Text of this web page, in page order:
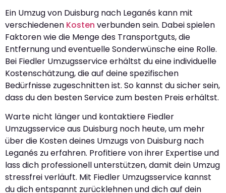
Ein Umzug von Duisburg nach Leganés kann mit
verschiedenen Kosten verbunden sein. Dabei spielen
Faktoren wie die Menge des Transportguts, die
Entfernung und eventuelle Sonderwünsche eine Rolle.
Bei Fiedler Umzugsservice erhältst du eine individuelle
Kostenschätzung, die auf deine spezifischen
Bedürfnisse zugeschnitten ist. So kannst du sicher sein,
dass du den besten Service zum besten Preis erhältst.
Warte nicht länger und kontaktiere Fiedler
Umzugsservice aus Duisburg noch heute, um mehr
über die Kosten deines Umzugs von Duisburg nach
Leganés zu erfahren. Profitiere von ihrer Expertise und
lass dich professionell unterstützen, damit dein Umzug
stressfrei verläuft. Mit Fiedler Umzugsservice kannst
du dich entspannt zurücklehnen und dich auf dein